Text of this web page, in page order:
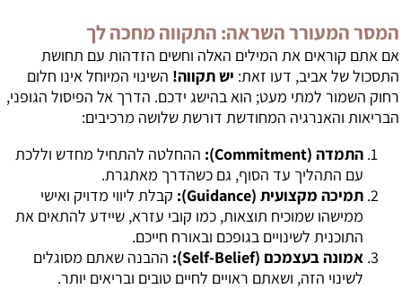
המסר המעורר השראה: התקווה מחכה לך
אם אתם קוראים את המילים האלה וחשים הזדהות עם תחושת
התסכול של אביב, דעו זאת: יש תקווה! השינוי המיוחל אינו חלום
רחוק השמור למתי מעט; הוא בהישג ידכם. הדרך אל הפיסול הגופני,
הבריאות והאנרגיה המחודשת דורשת שלושה מרכיבים:
התמדה (Commitment):
ההחלטה להתחיל מחדש וללכת
עם התהליך עד הסוף, גם כשהדרך מאתגרת.
תמיכה מקצועית (Guidance):
קבלת ליווי מדויק ואישי
ממישהו שמוכיח תוצאות, כמו קובי עזרא, שיידע להתאים את
התוכנית לשינויים בגופכם ובאורח חייכם.
אמונה בעצמכם (Self-Belief):
ההבנה שאתם מסוגלים
לשינוי הזה, ושאתם ראויים לחיים טובים ובריאים יותר.